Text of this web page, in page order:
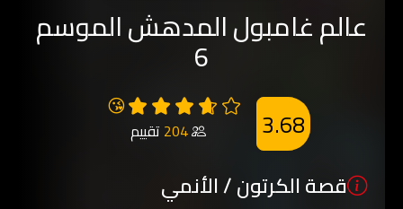
عالم غامبول المدهش الموسم
6
😘
204 تقييم 3.68
قصة الكرتون / الأنمي